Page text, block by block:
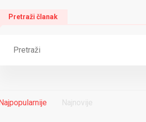
Pretraži članak
Najnovije